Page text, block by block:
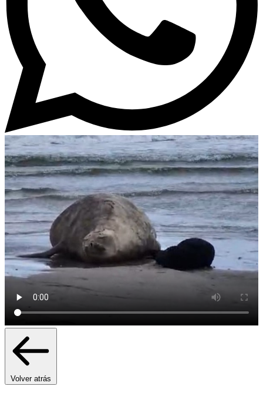
Volver atrás